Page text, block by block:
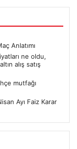
Anlatımı
ne oldu,
alış satış
mutfağı
Ayı Faiz Karar